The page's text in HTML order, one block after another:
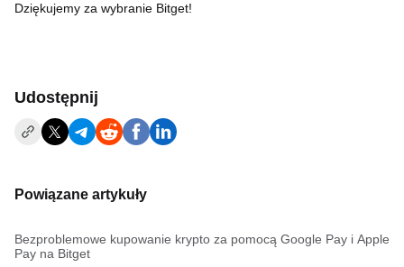
Dziękujemy za wybranie Bitget!
Udostępnij
Powiązane artykuły
Bezproblemowe kupowanie krypto za pomocą Google Pay i Apple
Pay na Bitget